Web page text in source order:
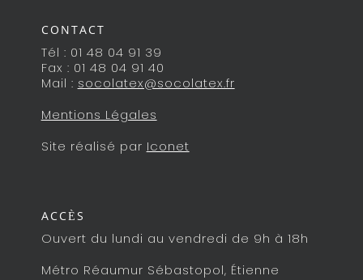
CONTACT
Tél : 01 48 04 91 39
Fax : 01 48 04 91 40
Mail : socolatex@socolatex.fr
Mentions Légales
Site réalisé par Iconet
ACCÈS
Ouvert du lundi au vendredi de 9h à 18h
Métro Réaumur Sébastopol, Étienne